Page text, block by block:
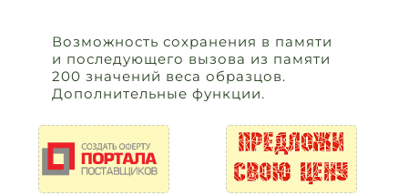
Возможность сохранения в памяти
и последующего вызова из памяти
200 значений веса образцов.
Дополнительные функции.